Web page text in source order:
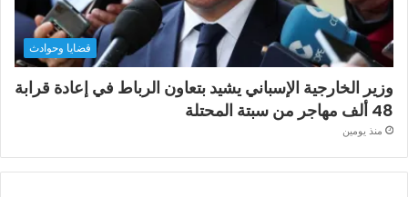
قضايا وحوادث
وزير الخارجية الإسباني يشيد بتعاون الرباط في إعادة قرابة
48 ألف مهاجر من سبتة المحتلة
منذ يومين